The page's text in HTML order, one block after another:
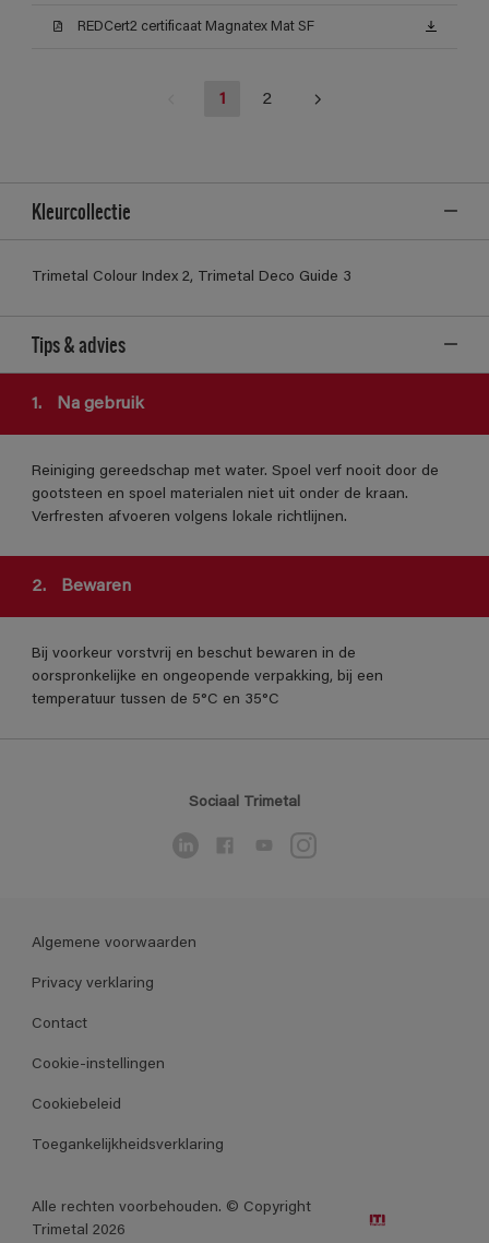
REDCert2 certificaat Magnatex Mat SF
1 2
Kleurcollectie
Trimetal Colour Index 2, Trimetal Deco Guide 3
Tips & advies
1. Na gebruik
Reiniging gereedschap met water. Spoel verf nooit door de
gootsteen en spoel materialen niet uit onder de kraan.
Verfresten afvoeren volgens lokale richtlijnen.
2. Bewaren
Bij voorkeur vorstvrij en beschut bewaren in de
oorspronkelijke en ongeopende verpakking, bij een
temperatuur tussen de 5°C en 35°C
Sociaal Trimetal
Algemene voorwaarden
Privacy verklaring
Contact
Cookie-instellingen
Cookiebeleid
Toegankelijkheidsverklaring
Alle rechten voorbehouden. © Copyright
Trimetal 2026